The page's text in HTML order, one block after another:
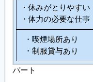
・休みがとりやすい
・体力の必要な仕事
・喫煙場所あり
・制服貸与あり
パート